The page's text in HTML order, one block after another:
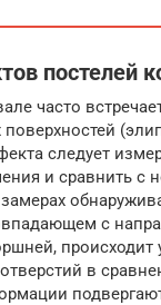
постелей
часто
следует
и сравнить
с
происходит
в